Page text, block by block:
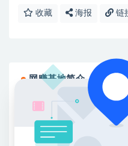
收藏 海报 链
网赚基地简介
站长微信：无
❤本站：本站整合多方资
类&副业类，资源丰富